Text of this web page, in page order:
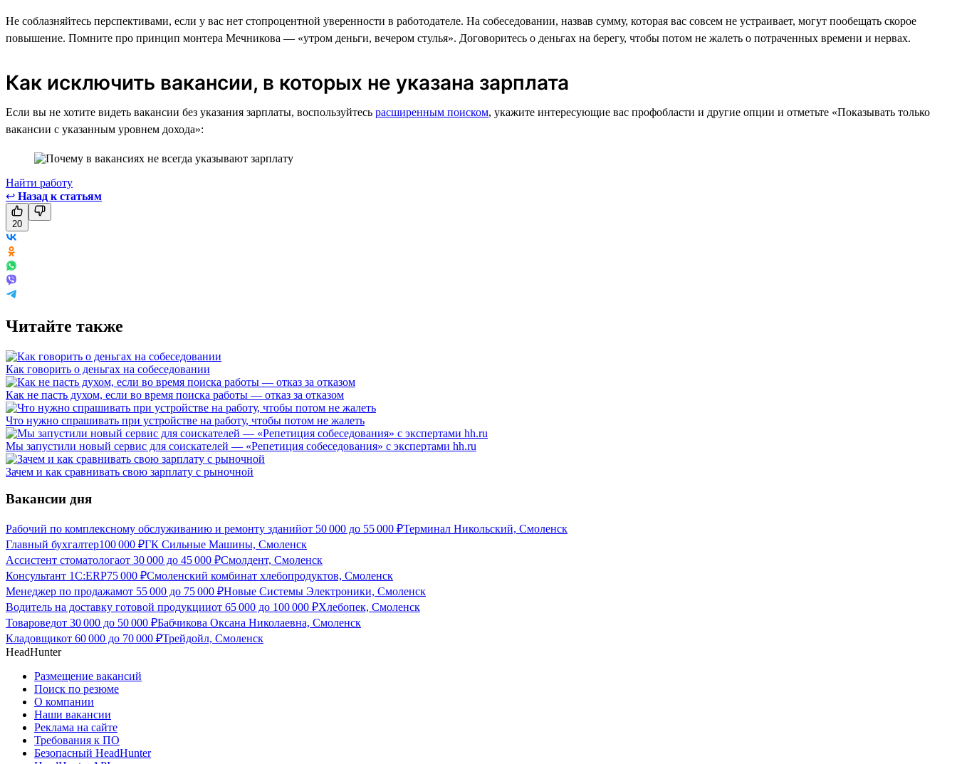
Не соблазняйтесь перспективами, если у вас нет стопроцентной уверенности в работодателе. На собеседовании, назвав сумму, которая вас совсем не устраивает, могут пообещать скорое
повышение. Помните про принцип монтера Мечникова — «утром деньги, вечером стулья». Договоритесь о деньгах на берегу, чтобы потом не жалеть о потраченных времени и нервах.
Как исключить вакансии, в которых не указана зарплата
Если вы не хотите видеть вакансии без указания зарплаты, воспользуйтесь расширенным поиском, укажите интересующие вас профобласти и другие опции и отметьте «Показывать только
вакансии с указанным уровнем дохода»:
Найти работу
↩ Назад к статьям
20
Читайте также
Как говорить о деньгах на собеседовании
Как не пасть духом, если во время поиска работы — отказ за отказом
Что нужно спрашивать при устройстве на работу, чтобы потом не жалеть
Мы запустили новый сервис для соискателей — «Репетиция собеседования» с экспертами hh.ru
Зачем и как сравнивать свою зарплату с рыночной
Вакансии дня
Рабочий по комплексному обслуживанию и ремонту зданийот 50 000 до 55 000 ₽Терминал Никольский, Смоленск
Главный бухгалтер100 000 ₽ГК Сильные Машины, Смоленск
Ассистент стоматологаот 30 000 до 45 000 ₽Смолдент, Смоленск
Консультант 1С:ERP75 000 ₽Смоленский комбинат хлебопродуктов, Смоленск
Менеджер по продажамот 55 000 до 75 000 ₽Новые Системы Электроники, Смоленск
Водитель на доставку готовой продукцииот 65 000 до 100 000 ₽Хлебопек, Смоленск
Товароведот 30 000 до 50 000 ₽Бабчикова Оксана Николаевна, Смоленск
Кладовщикот 60 000 до 70 000 ₽Трейдойл, Смоленск
HeadHunter
Размещение вакансий
Поиск по резюме
О компании
Наши вакансии
Реклама на сайте
Требования к ПО
Безопасный HeadHunter